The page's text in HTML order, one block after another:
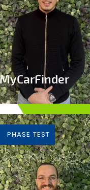
MyCarFinder
Plateforme de vente de
voitures d'occasion
En savoir plus
PHASE TEST